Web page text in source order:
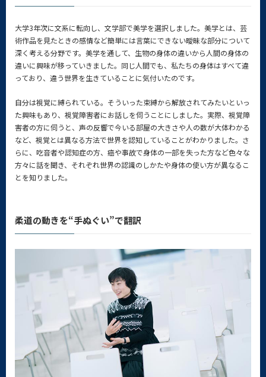
大学3年次に文系に転向し、文学部で美学を選択しました。美学とは、芸
術作品を見たときの感情など簡単には言葉にできない曖昧な部分について
深く考える分野です。美学を通して、生物の身体の違いから人間の身体の
違いに興味が移っていきました。同じ人間でも、私たちの身体はすべて違
っており、違う世界を生きていることに気付いたのです。
自分は視覚に縛られている。そういった束縛から解放されてみたいといっ
た興味もあり、視覚障害者にお話しを伺うことにしました。実際、視覚障
害者の方に伺うと、声の反響で今いる部屋の大きさや人の数が大体わかる
など、視覚とは異なる方法で世界を認知していることがわかりました。さ
らに、吃音者や認知症の方、癌や事故で身体の一部を失った方など色々な
方々に話を聞き、それぞれ世界の認識のしかたや身体の使い方が異なるこ
とを知りました。
柔道の動きを“手ぬぐい”で翻訳